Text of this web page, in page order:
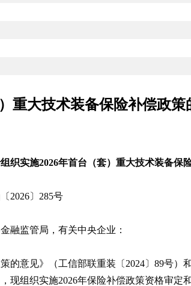
重大技术装备保险补偿政策
织实施2026年首台（套）重大技术装备保
2026〕285号
融监管局，有关中央企业：
意见》（工信部联重装〔2024〕89号）
现组织实施2026年保险补偿政策资格审定